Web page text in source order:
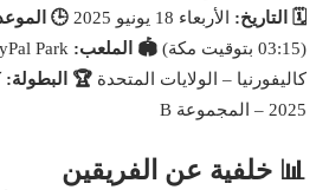
🗓️ التاريخ: الأربعاء 18 يونيو 2025 🕒
(03:15 بتوقيت مكة)
🏟️ الملعب:
كاليفورنيا – الولايات المتحدة 🏆 البطولة:
2025 – المجموعة B
📊 خلفية عن الفريقين